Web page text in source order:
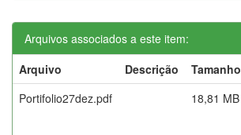
Arquivos associados a este item:
Arquivo
Descrição Tamanho
Portifolio27dez.pdf
18,81 MB